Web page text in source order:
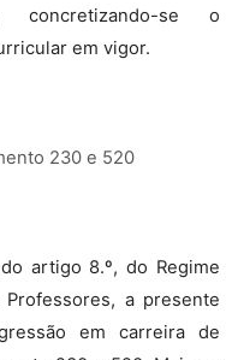
concretizando-se o
em vigor.
230 e 520
artigo 8.º, do Regime
a presente
em carreira de